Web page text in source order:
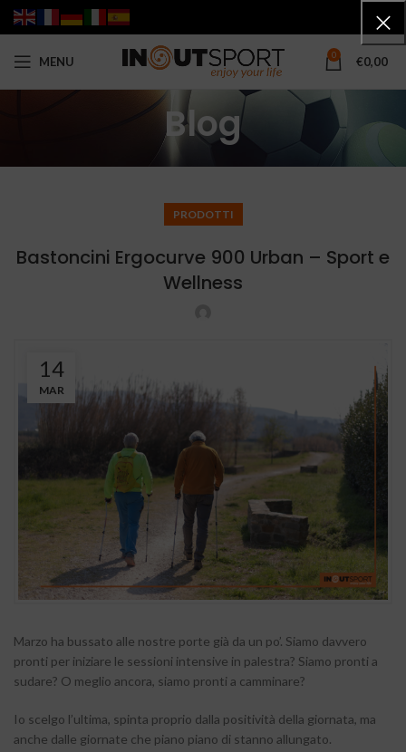
MENU 0 €0,00
Blog
PRODOTTI
Bastoncini Ergocurve 900 Urban – Sport e
Wellness
14
MAR
Marzo ha bussato alle nostre porte già da un po’. Siamo davvero
pronti per iniziare le sessioni intensive in palestra? Siamo pronti a
sudare? O meglio ancora, siamo pronti a camminare?
Io scelgo l’ultima, spinta proprio dalla positività della giornata, ma
anche dalle giornate che piano piano di stanno allungato.